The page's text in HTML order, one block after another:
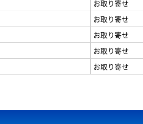
お取り寄せ
お取り寄せ
お取り寄せ
お取り寄せ
お取り寄せ